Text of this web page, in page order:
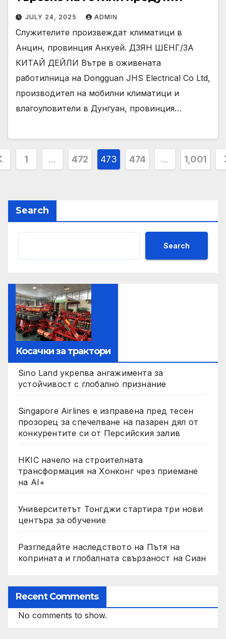
JULY 24, 2025 ADMIN
Служителите произвеждат климатици в
Анцин, провинция Анхуей. ДЗЯН ШЕНГ/ЗА
КИТАЙ ДЕЙЛИ Вътре в оживената
работилница на Dongguan JHS Electrical Co Ltd,
производител на мобилни климатици и
влагоуловители в Дунгуан, провинция…
1 … 472 473 474 … 1,001
Search
Search
Косачки за трактори
Sino Land укрепва ангажимента за
устойчивост с глобално признание
Singapore Airlines е изправена пред тесен
прозорец за спечелване на пазарен дял от
конкурентите си от Персийския залив
HKIC начело на строителната
трансформация на Хонконг чрез приемане
на AI+
Университетът Тонгджи стартира три нови
центъра за обучение
Разгледайте наследството на Пътя на
коприната и глобалната свързаност на Сиан
Recent Comments
No comments to show.